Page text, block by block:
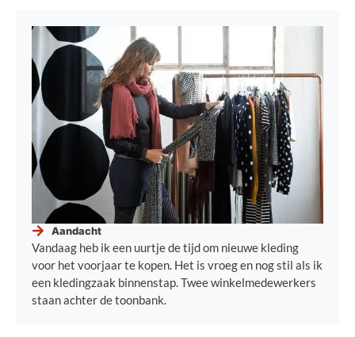
Aandacht
Vandaag heb ik een uurtje de tijd om nieuwe kleding
voor het voorjaar te kopen. Het is vroeg en nog stil als ik
een kledingzaak binnenstap. Twee winkelmedewerkers
staan achter de toonbank.